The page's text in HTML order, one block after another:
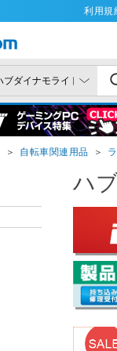
利用規
＞ 自転車関連用品 ＞
ハ